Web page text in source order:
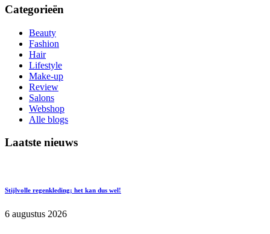
Categorieën
Beauty
Fashion
Hair
Lifestyle
Make-up
Review
Salons
Webshop
Alle blogs
Laatste nieuws
Stijlvolle regenkleding; het kan dus wel!
6 augustus 2026